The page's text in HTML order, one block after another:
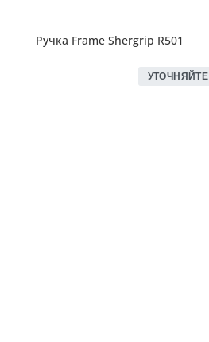
Ручка Frame Shergrip R501
УТОЧНЯЙТЕ